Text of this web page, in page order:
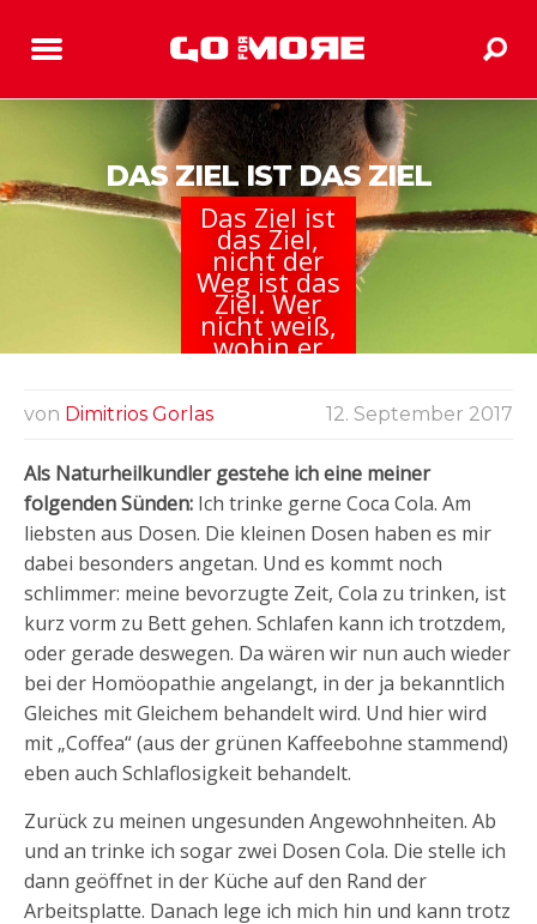
DAS ZIEL IST DAS ZIEL
Das Ziel ist
das Ziel,
nicht der
Weg ist das
Ziel. Wer
nicht weiß,
wohin er
ankommen
von Dimitrios Gorlas 12. September 2017
Als Naturheilkundler gestehe ich eine meiner
folgenden Sünden: Ich trinke gerne Coca Cola. Am
liebsten aus Dosen. Die kleinen Dosen haben es mir
dabei besonders angetan. Und es kommt noch
schlimmer: meine bevorzugte Zeit, Cola zu trinken, ist
kurz vorm zu Bett gehen. Schlafen kann ich trotzdem,
oder gerade deswegen. Da wären wir nun auch wieder
bei der Homöopathie angelangt, in der ja bekanntlich
Gleiches mit Gleichem behandelt wird. Und hier wird
mit „Coffea“ (aus der grünen Kaffeebohne stammend)
eben auch Schlaflosigkeit behandelt.
Zurück zu meinen ungesunden Angewohnheiten. Ab
und an trinke ich sogar zwei Dosen Cola. Die stelle ich
dann geöffnet in der Küche auf den Rand der
Arbeitsplatte. Danach lege ich mich hin und kann trotz